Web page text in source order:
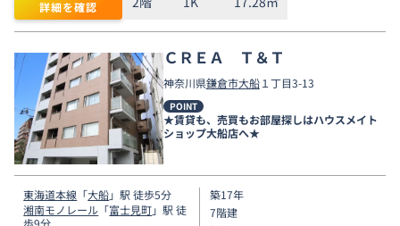
詳細を確認
ＣＲＥＡ Ｔ＆Ｔ
神奈川県鎌倉市大船１丁目3-13
POINT
★賃貸も、売買もお部屋探しはハウスメイト
ショップ大船店へ★
東海道本線 「大船」駅 徒歩5分
湘南モノレール 「富士見町」駅 徒
歩9分
築17年
7階建